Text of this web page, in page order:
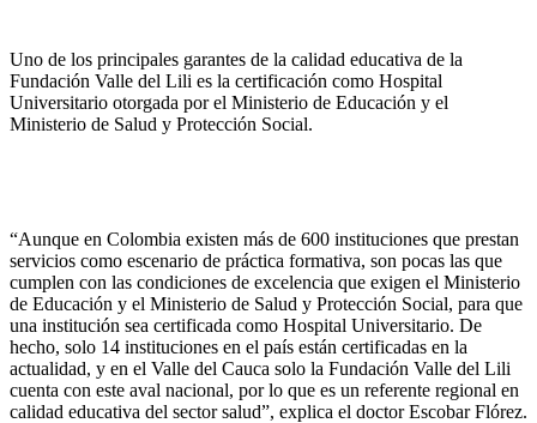
Uno de los principales garantes de la calidad educativa de la
Fundación Valle del Lili es la certificación como Hospital
Universitario otorgada por el Ministerio de Educación y el
Ministerio de Salud y Protección Social.
“Aunque en Colombia existen más de 600 instituciones que prestan
servicios como escenario de práctica formativa, son pocas las que
cumplen con las condiciones de excelencia que exigen el Ministerio
de Educación y el Ministerio de Salud y Protección Social, para que
una institución sea certificada como Hospital Universitario. De
hecho, solo 14 instituciones en el país están certificadas en la
actualidad, y en el Valle del Cauca solo la Fundación Valle del Lili
cuenta con este aval nacional, por lo que es un referente regional en
calidad educativa del sector salud”, explica el doctor Escobar Flórez.